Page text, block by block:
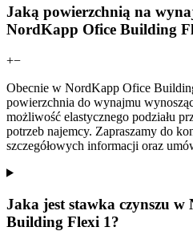
Jaką powierzchnią na
NordKapp Ofice Building
+−
Obecnie w NordKapp Ofice
powierzchnia do wynajmu
możliwość elastycznego podziału
potrzeb najemcy. Zapraszamy do
szczegółowych informacji oraz
Jaka jest stawka czynszu
Building Flexi 1?